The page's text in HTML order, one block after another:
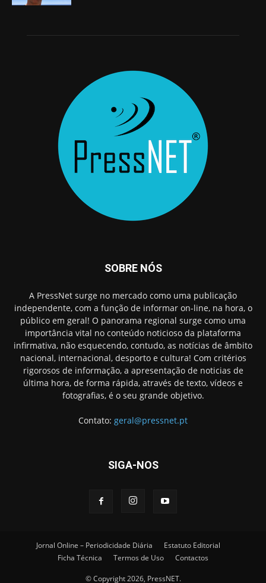
SOBRE NÓS
A PressNet surge no mercado como uma publicação
independente, com a função de informar on-line, na hora, o
público em geral! O panorama regional surge como uma
importância vital no conteúdo noticioso da plataforma
infirmativa, não esquecendo, contudo, as notícias de âmbito
nacional, internacional, desporto e cultura! Com critérios
rigorosos de informação, a apresentação de noticias de
última hora, de forma rápida, através de texto, vídeos e
fotografias, é o seu grande objetivo.
Contato: geral@pressnet.pt
SIGA-NOS
Jornal Online – Periodicidade Diária
Estatuto Editorial
Ficha Técnica
Termos de Uso Contactos
© Copyright 2026, PressNET.